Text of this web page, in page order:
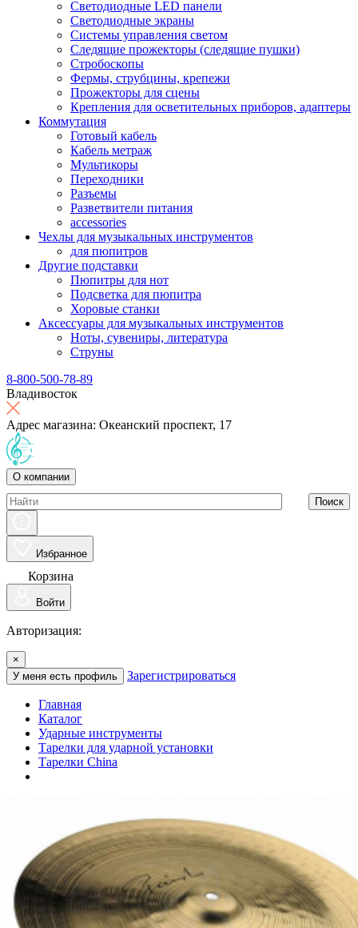
Светодиодные LED панели
Светодиодные экраны
Системы управления светом
Следящие прожекторы (следящие пушки)
Стробоскопы
Фермы, струбцины, крепежи
Прожекторы для сцены
Крепления для осветительных приборов, адаптеры
Коммутация
Готовый кабель
Кабель метраж
Мультикоры
Переходники
Разъемы
Разветвители питания
accessories
Чехлы для музыкальных инструментов
для пюпитров
Другие подставки
Пюпитры для нот
Подсветка для пюпитра
Хоровые станки
Аксессуары для музыкальных инструментов
Ноты, сувениры, литература
Струны
8-800-500-78-89
Владивосток
Адрес магазина: Океанский проспект, 17
О компании
Поиск
Избранное
Корзина
Войти
Авторизация:
×
У меня есть профиль
Зарегистрироваться
Главная
Каталог
Ударные инструменты
Тарелки для ударной установки
Тарелки China